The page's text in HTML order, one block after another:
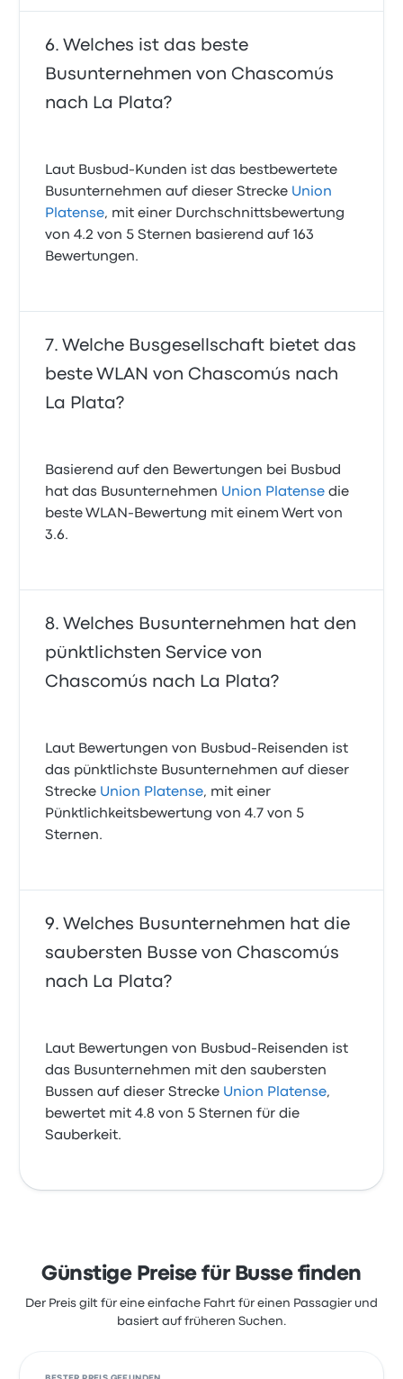
Welches ist das beste
Busunternehmen von Chascomús
nach La Plata?
Laut Busbud-Kunden ist das bestbewertete
Busunternehmen auf dieser Strecke Union
Platense, mit einer Durchschnittsbewertung
von 4.2 von 5 Sternen basierend auf 163
Bewertungen.
Welche Busgesellschaft bietet das
beste WLAN von Chascomús nach
La Plata?
Basierend auf den Bewertungen bei Busbud
hat das Busunternehmen Union Platense die
beste WLAN-Bewertung mit einem Wert von
3.6.
Welches Busunternehmen hat den
pünktlichsten Service von
Chascomús nach La Plata?
Laut Bewertungen von Busbud-Reisenden ist
das pünktlichste Busunternehmen auf dieser
Strecke Union Platense, mit einer
Pünktlichkeitsbewertung von 4.7 von 5
Sternen.
Welches Busunternehmen hat die
saubersten Busse von Chascomús
nach La Plata?
Laut Bewertungen von Busbud-Reisenden ist
das Busunternehmen mit den saubersten
Bussen auf dieser Strecke Union Platense,
bewertet mit 4.8 von 5 Sternen für die
Sauberkeit.
Günstige Preise für Busse finden
Der Preis gilt für eine einfache Fahrt für einen Passagier und
basiert auf früheren Suchen.